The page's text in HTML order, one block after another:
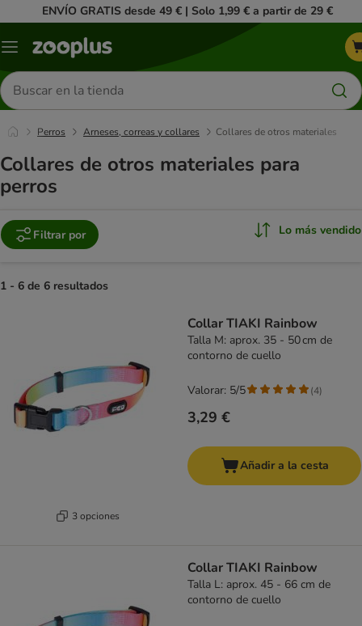
ENVÍO GRATIS desde 49 € | Solo 1,99 € a partir de 29 €
Menú
Buscar
productos
Perros Arneses, correas y collares Collares de otros materiales
Collares de otros materiales para
perros
Filtrar por Lo más vendido
1 - 6 de 6 resultados
3 opciones
Collar TIAKI Rainbow
Talla M: aprox. 35 - 50 cm de
contorno de cuello
3,29 €
Valorar: 5/5 (4)
Añadir a la cesta
Collar TIAKI Rainbow
Talla L: aprox. 45 - 66 cm de
contorno de cuello